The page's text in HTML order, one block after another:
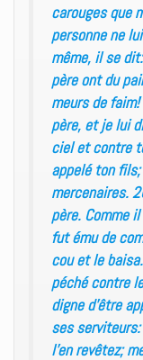
carouges que
personne ne
même, il se
père ont du
meurs de
père, et je lui
ciel et contre
appelé ton
mercenaires.
père. Comme
fut ému de
cou et le
péché contre
digne d’être
ses
l’en revêtez;